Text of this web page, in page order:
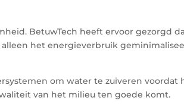
BetuwTech heeft ervoor gezorgd
het energieverbruik
om water te zuiveren
van het milieu ten goede komt.